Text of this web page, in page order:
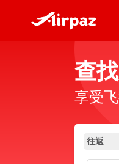
查
享受
往返